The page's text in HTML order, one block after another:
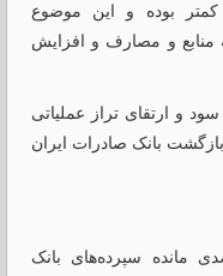
بوده و این موضوع
منابع و مصارف و افزایش
و ارتقای تراز عملیاتی
از بازگشت بانک صادرات ایران
درآمدی، رشد ۵۰ درصدی مانده سپرده‌های بانک